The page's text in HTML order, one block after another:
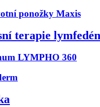
ponožky Maxis
terapie
LYMPHO 360